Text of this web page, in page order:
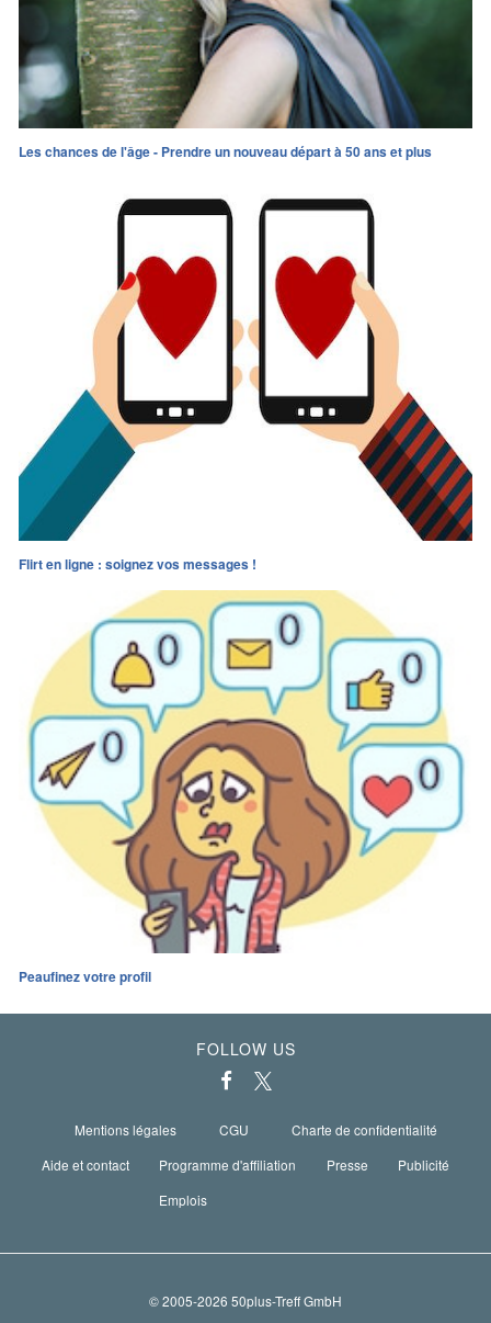
Les chances de l'âge - Prendre un nouveau départ à 50 ans et plus
Flirt en ligne : soignez vos messages !
Peaufinez votre profil
FOLLOW US
Mentions légales CGU
Charte de confidentialité
Aide et contact
Programme d'affiliation Presse
Publicité
Emplois
© 2005-2026 50plus-Treff GmbH